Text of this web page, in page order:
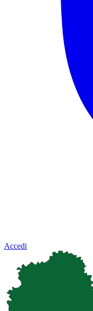
Accedi